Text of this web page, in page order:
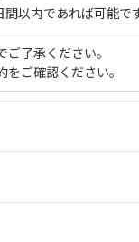
以内であれば可能です
了承ください。
ご確認ください。